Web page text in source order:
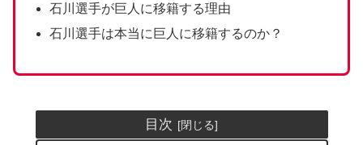
石川選手が巨人に移籍する理由
石川選手は本当に巨人に移籍するのか？
目次